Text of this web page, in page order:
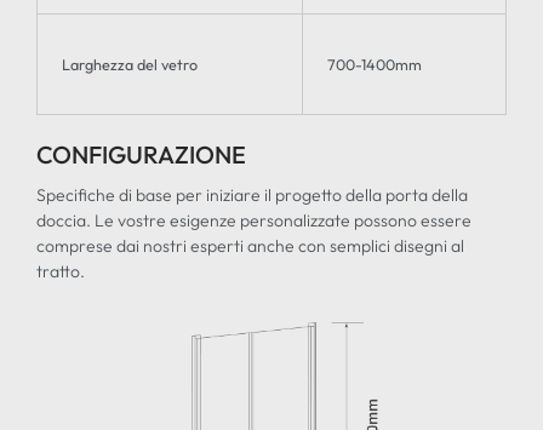
Larghezza del vetro 700-1400mm
CONFIGURAZIONE
Specifiche di base per iniziare il progetto della porta della
doccia. Le vostre esigenze personalizzate possono essere
comprese dai nostri esperti anche con semplici disegni al
tratto.